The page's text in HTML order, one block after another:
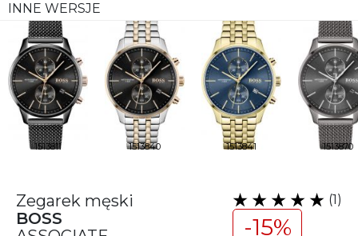
INNE WERSJE
1513811 1513840 1513841 1513870
Zegarek męski
BOSS
(1)
-15%